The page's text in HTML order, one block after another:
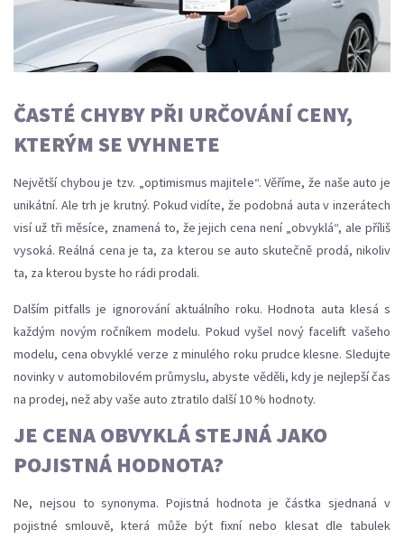
ČASTÉ CHYBY PŘI URČOVÁNÍ CENY,
KTERÝM SE VYHNETE
Největší chybou je tzv. „optimismus majitele“. Věříme, že naše auto je
unikátní. Ale trh je krutný. Pokud vidíte, že podobná auta v inzerátech
visí už tři měsíce, znamená to, že jejich cena není „obvyklá“, ale příliš
vysoká. Reálná cena je ta, za kterou se auto skutečně prodá, nikoliv
ta, za kterou byste ho rádi prodali.
Dalším pitfalls je ignorování aktuálního roku. Hodnota auta klesá s
každým novým ročníkem modelu. Pokud vyšel nový facelift vašeho
modelu, cena obvyklé verze z minulého roku prudce klesne. Sledujte
novinky v automobilovém průmyslu, abyste věděli, kdy je nejlepší čas
na prodej, než aby vaše auto ztratilo další 10 % hodnoty.
JE CENA OBVYKLÁ STEJNÁ JAKO
POJISTNÁ HODNOTA?
Ne, nejsou to synonyma. Pojistná hodnota je částka sjednaná v
pojistné smlouvě, která může být fixní nebo klesat dle tabulek